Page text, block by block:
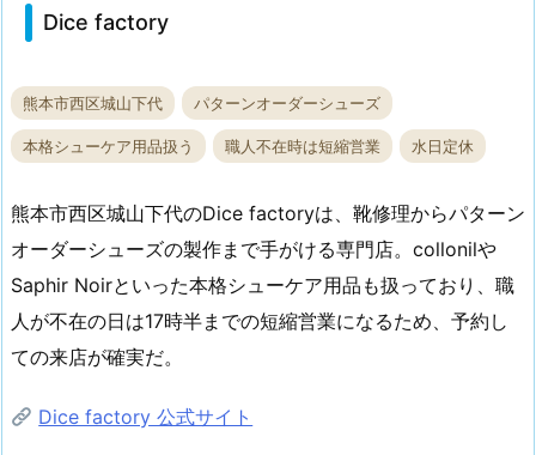
Dice factory
熊本市西区城山下代 パターンオーダーシューズ
本格シューケア用品扱う 職人不在時は短縮営業 水日定休
熊本市西区城山下代のDice factoryは、靴修理からパターン
オーダーシューズの製作まで手がける専門店。collonilや
Saphir Noirといった本格シューケア用品も扱っており、職
人が不在の日は17時半までの短縮営業になるため、予約し
ての来店が確実だ。
Dice factory 公式サイト